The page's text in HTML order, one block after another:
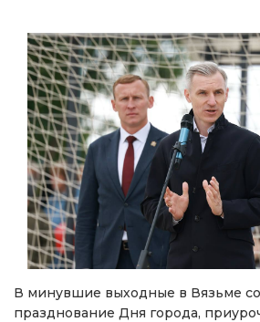
В минувшие выходные в Вязьме
празднование Дня города,